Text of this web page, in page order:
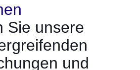
Sie unsere
und